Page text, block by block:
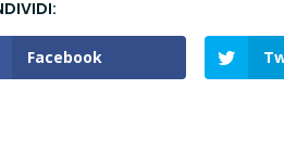
Facebook